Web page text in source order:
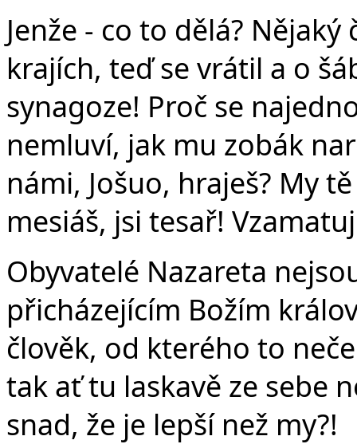
Jenže - co to dělá?
krajích, teď se vrátil a o
synagoze! Proč se
nemluví, jak mu zobák
námi, Jošuo, hraješ? My
mesiáš, jsi tesař!
Obyvatelé Nazareta
přicházejícím Božím
člověk, od kterého to
tak ať tu laskavě ze sebe
snad, že je lepší než my?!